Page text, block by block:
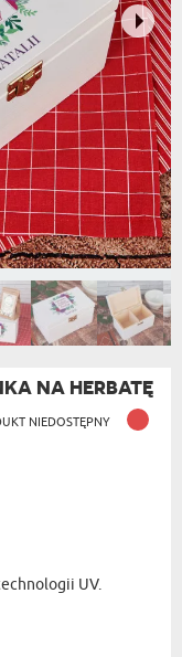
NA HERBATĘ
NIEDOSTĘPNY
UV.